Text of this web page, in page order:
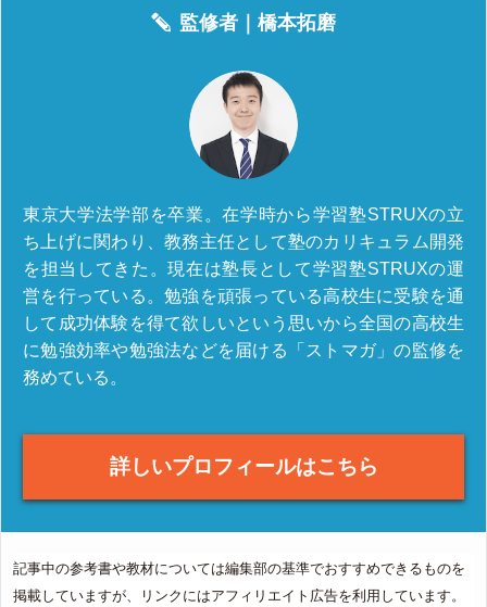
監修者｜橋本拓磨
東京大学法学部を卒業。在学時から学習塾STRUXの立
ち上げに関わり、教務主任として塾のカリキュラム開発
を担当してきた。現在は塾長として学習塾STRUXの運
営を行っている。勉強を頑張っている高校生に受験を通
して成功体験を得て欲しいという思いから全国の高校生
に勉強効率や勉強法などを届ける「ストマガ」の監修を
務めている。
詳しいプロフィールはこちら
記事中の参考書や教材については編集部の基準でおすすめできるものを
掲載していますが、リンクにはアフィリエイト広告を利用しています。